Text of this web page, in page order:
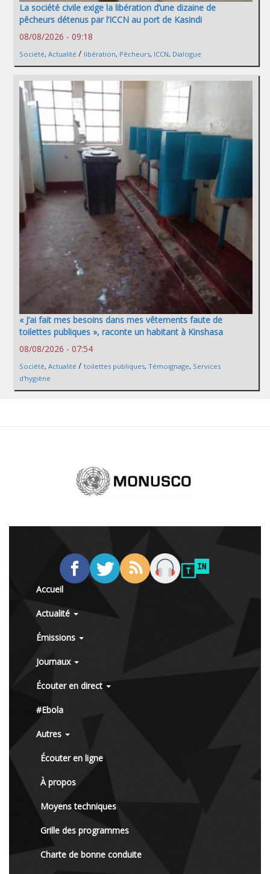
La société civile exige la libération d’une dizaine de
pêcheurs détenus par l’ICCN au port de Kasindi
08/08/2026 - 09:18
Société, Actualité / libération, Pêcheurs, ICCN, Dialogue
« J’ai fait mes besoins dans mes vêtements faute de
toilettes publiques », raconte un habitant à Kinshasa
08/08/2026 - 07:54
Société, Actualité / toilettes publiques, Témoignage, Services
d'hygiène
Accueil
Actualité
Émissions
Journaux
Écouter en direct
#Ebola
Autres
Écouter en ligne
À propos
Moyens techniques
Grille des programmes
Charte de bonne conduite